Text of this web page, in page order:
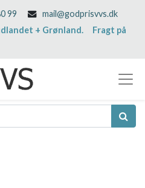
99
mail@godprisvvs.dk
+ Grønland. Fragt på